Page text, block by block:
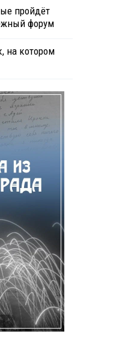
пройдёт
форум
на котором